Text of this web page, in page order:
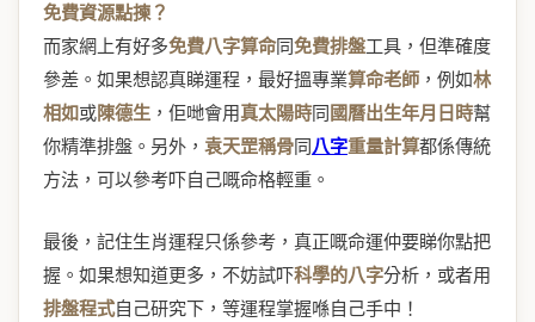
免費資源點揀？
而家網上有好多免費八字算命同免費排盤工具，但準確度
參差。如果想認真睇運程，最好搵專業算命老師 ，例如林
相如或陳德生 ，佢哋會用真太陽時同 國曆出生年月日時幫
你精準排盤。另外， 袁天罡稱骨同八字重量計算都係傳統
方法，可以參考吓自己嘅命格輕重。
最後，記住生肖運程只係參考，真正嘅命運仲要睇你點把
握。如果想知道更多，不妨試吓科學的八字分析，或者用
排盤程式自己研究下，等運程掌握喺自己手中！